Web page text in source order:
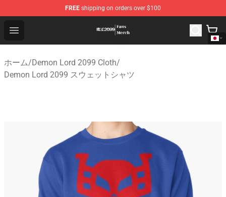
FREE shipping on orders over $100
Open menu
Demon Lord 2099 Store - Official Demon Lord 2099
ホーム/Demon Lord 2099 Cloth/
Demon Lord 2099 スウェットシャツ